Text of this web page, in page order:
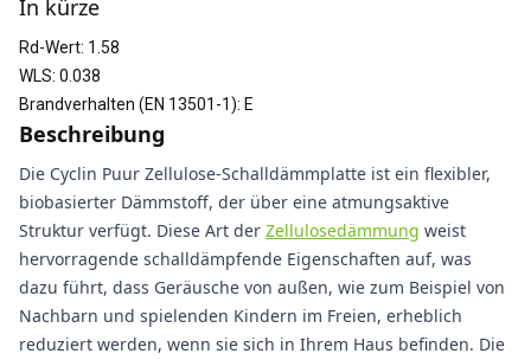
In kürze
Rd-Wert: 1.58
WLS: 0.038
Brandverhalten (EN 13501-1): E
Beschreibung
Die Cyclin Puur Zellulose-Schalldämmplatte ist ein flexibler,
biobasierter Dämmstoff, der über eine atmungsaktive
Struktur verfügt. Diese Art der Zellulosedämmung weist
hervorragende schalldämpfende Eigenschaften auf, was
dazu führt, dass Geräusche von außen, wie zum Beispiel von
Nachbarn und spielenden Kindern im Freien, erheblich
reduziert werden, wenn sie sich in Ihrem Haus befinden. Die